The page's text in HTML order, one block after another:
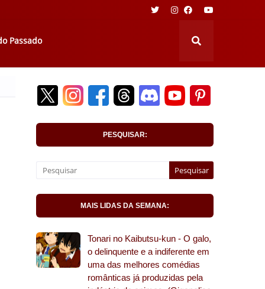
Passado
PESQUISAR:
MAIS LIDAS DA SEMANA:
Tonari no Kaibutsu-kun - O galo,
o delinquente e a indiferente em
uma das melhores comédias
românticas já produzidas pela